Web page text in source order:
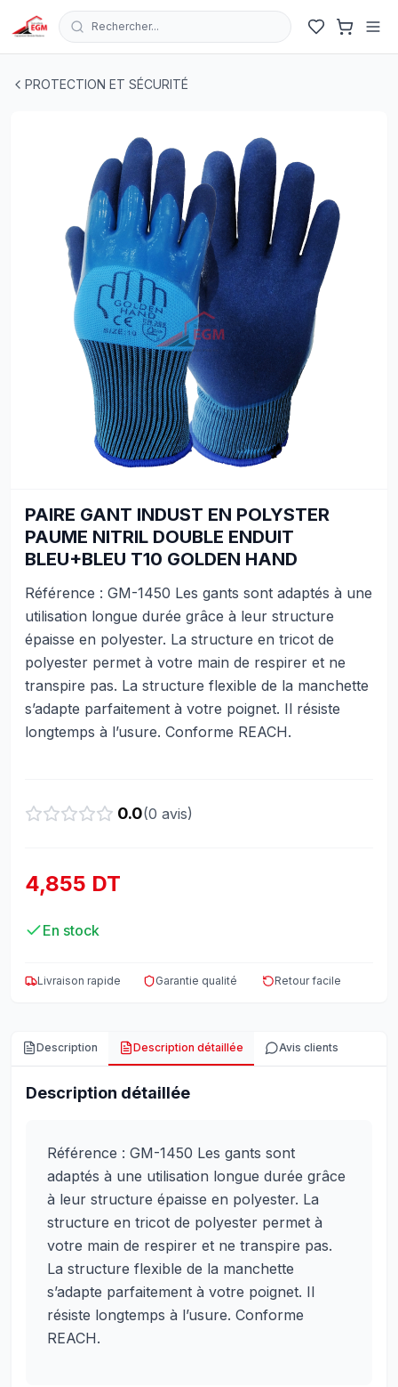
Rechercher...
PROTECTION ET SÉCURITÉ
PAIRE GANT INDUST EN POLYSTER
PAUME NITRIL DOUBLE ENDUIT
BLEU+BLEU T10 GOLDEN HAND
Référence : GM-1450 Les gants sont adaptés à une
utilisation longue durée grâce à leur structure
épaisse en polyester. La structure en tricot de
polyester permet à votre main de respirer et ne
transpire pas. La structure flexible de la manchette
s’adapte parfaitement à votre poignet. Il résiste
longtemps à l’usure. Conforme REACH.
0.0(0 avis)
4,855 DT
En stock
Livraison rapide Garantie qualité Retour facile
Description Description détaillée Avis clients
Description détaillée
Référence : GM-1450 Les gants sont
adaptés à une utilisation longue durée grâce
à leur structure épaisse en polyester. La
structure en tricot de polyester permet à
votre main de respirer et ne transpire pas.
La structure flexible de la manchette
s’adapte parfaitement à votre poignet. Il
résiste longtemps à l’usure. Conforme
REACH.